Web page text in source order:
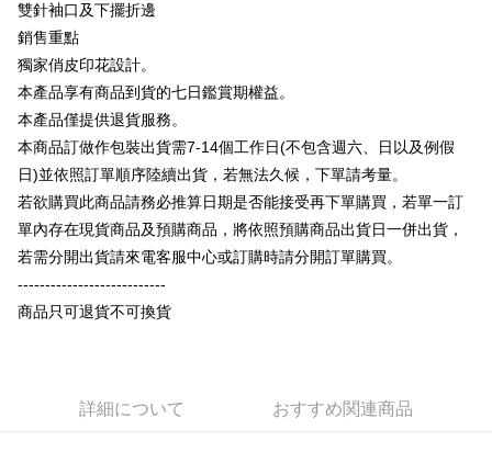
1. 本サービスは台湾大哥大によって提供され、台湾大哥大のユーザーは追
加の申請なしで即時に利用可能です。
2. 支払い方法で「OP Pay Later」を選択すると、注文が成立した後に自動
的に OP Pay Later の取引プロセスに移行し、携帯番号を確認後、分割払
いの回数や支払い期限を選択し、支払いを確認すると取引が完了します。
3. 実際の承認額、分割回数および費用については、後続の取引確認ページ
4. 注文成立後30分以内に確認取引を行わない場合や審査が通過しない場
合、注文は自動的にキャンセルされます。「転専審査」に未通過の状況が
発生した場合は、システムの評価基準に達していないことを意味し、評価
内容についての説明はいたしかねます。
1. 分割払いの金額は電信請求書に統合されず、「OP Pay Later」は毎月の
締め日後に支払いリマインダーのSMSを送信します。
【注意事項】
AFTEE代金後払い
説明
一、 AFTEE代金後払いについて
1.お支払い方法でAFTEE代金後払いを選択すると、携帯電話認証ウィンド
ウが表示されます。
2.SMSで認証してお支払い手続を進めてください。
3.注文するときのお支払いは不要です。商品はご指定の住所に配送されま
4.ご注文が完了すると、携帯に支払い通知のSMSが届きます。アプリ会員
の場合は、AFTEE アプリプッシュ通知が届きます。
5.商品受け取り時のお支払いは不要です。商品を確かめてから、SMSまた
はアプリの通知に従って、4大コンビニ、またはATM/オンラインバンキン
グでお支払いください。
代金納付期限は最短で 14 日以内ですので、ご注意ください。AFTEE アプ
リをダウンロードして AFTEE 会員になるとお支払い期限を最長 45 日以内
とに計算されます。AFTEEで注文すると、商品を受け取るまで支払い期限
を延長できますが、商品を期限内に受け取れない場合があります（例：予
配送方法
全家付款取貨
配送毎にNT$65、NT$899以上で送料無料
付款後全家取貨
配送毎にNT$60、NT$899以上で送料無料
7-11付款取貨
配送毎にNT$60、NT$899以上で送料無料
雙針袖口及下擺折邊
銷售重點
獨家俏皮印花設計。
本產品享有商品到貨的七日鑑賞期權益。
本產品僅提供退貨服務。
本商品訂做作包裝出貨需7-14個工作日(不包含週六、日以及例假
日)並依照訂單順序陸續出貨，若無法久候，下單請考量。
若欲購買此商品請務必推算日期是否能接受再下單購買，若單一訂
單內存在現貨商品及預購商品，將依照預購商品出貨日一併出貨，
若需分開出貨請來電客服中心或訂購時請分開訂單購買。
---------------------------
商品只可退貨不可換貨
詳細について おすすめ関連商品